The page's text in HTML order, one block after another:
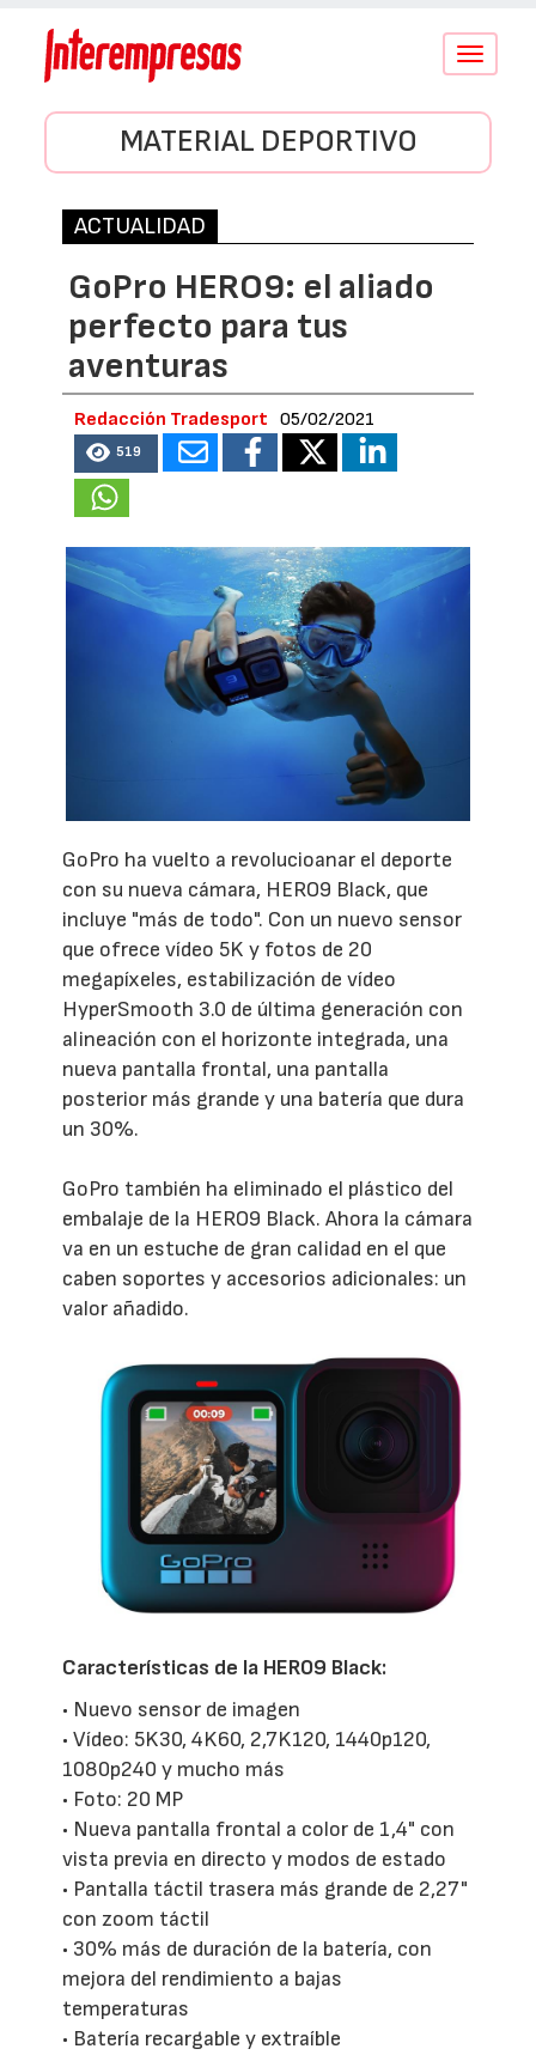
Conmutar
MATERIAL DEPORTIVO
ACTUALIDAD
GoPro HERO9: el aliado
perfecto para tus
aventuras
Redacción Tradesport 05/02/2021
519
GoPro ha vuelto a revolucioanar el deporte
con su nueva cámara, HERO9 Black, que
incluye "más de todo". Con un nuevo sensor
que ofrece vídeo 5K y fotos de 20
megapíxeles, estabilización de vídeo
HyperSmooth 3.0 de última generación con
alineación con el horizonte integrada, una
nueva pantalla frontal, una pantalla
posterior más grande y una batería que dura
un 30%.
GoPro también ha eliminado el plástico del
embalaje de la HERO9 Black. Ahora la cámara
va en un estuche de gran calidad en el que
caben soportes y accesorios adicionales: un
valor añadido.
Características de la HERO9 Black:
• Nuevo sensor de imagen
• Vídeo: 5K30, 4K60, 2,7K120, 1440p120,
1080p240 y mucho más
• Foto: 20 MP
• Nueva pantalla frontal a color de 1,4" con
vista previa en directo y modos de estado
• Pantalla táctil trasera más grande de 2,27"
con zoom táctil
• 30% más de duración de la batería, con
mejora del rendimiento a bajas
temperaturas
• Batería recargable y extraíble